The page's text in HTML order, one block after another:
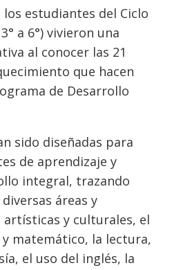
estudiantes del Ciclo
a 6°) vivieron una
al conocer las 21
que hacen
de Desarrollo
sido diseñadas para
de aprendizaje y
integral, trazando
áreas y
artísticas y culturales, el
matemático, la lectura,
el uso del inglés, la